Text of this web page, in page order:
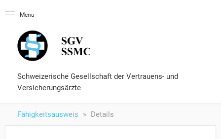
Menu
Schweizerische Gesellschaft der Vertrauens- und
Versicherungsärzte
Fähigkeitsausweis Details
Nachschlagewerke
Fähigkeitsausweis
Formulare und Services